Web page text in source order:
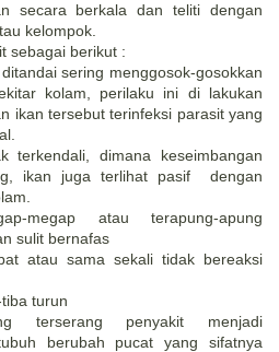
secara berkala dan teliti dengan
kelompok.
sebagai berikut :
sering menggosok-gosokkan
kolam, perilaku ini di lakukan
ikan tersebut terinfeksi parasit yang
terkendali, dimana keseimbangan
ikan juga terlihat pasif dengan
megap atau terapung-apung
sulit bernafas
atau sama sekali tidak bereaksi
turun
terserang penyakit menjadi
berubah pucat yang sifatnya